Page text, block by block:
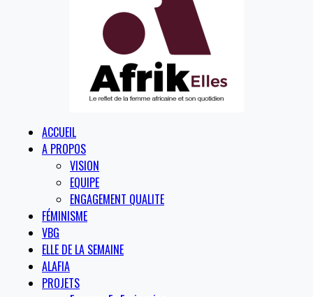
ACCUEIL
A PROPOS
VISION
EQUIPE
ENGAGEMENT QUALITE
FÉMINISME
VBG
ELLE DE LA SEMAINE
ALAFIA
PROJETS